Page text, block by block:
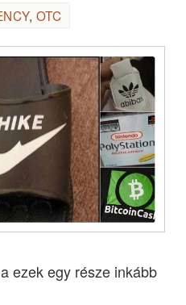
, OTC
ezek egy része inkább